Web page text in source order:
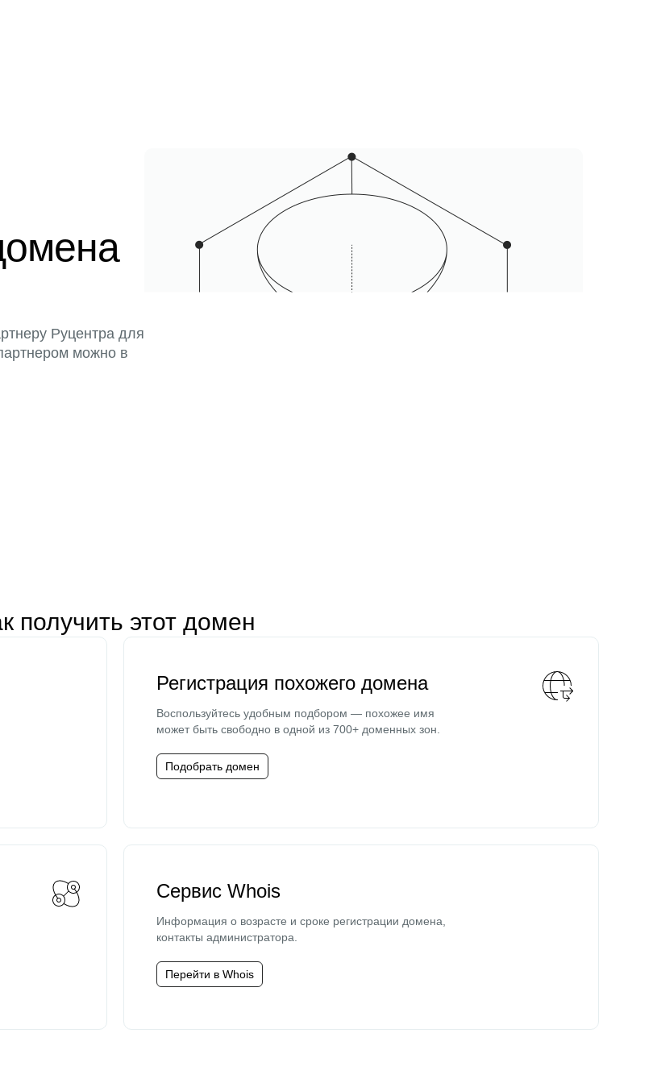
Руцентра для
можно в
получить этот домен
Регистрация похожего домена
Воспользуйтесь удобным подбором — похожее имя
может быть свободно в одной из 700+ доменных зон.
Подобрать домен
Сервис Whois
Информация о возрасте и сроке регистрации домена,
контакты администратора.
Перейти в Whois